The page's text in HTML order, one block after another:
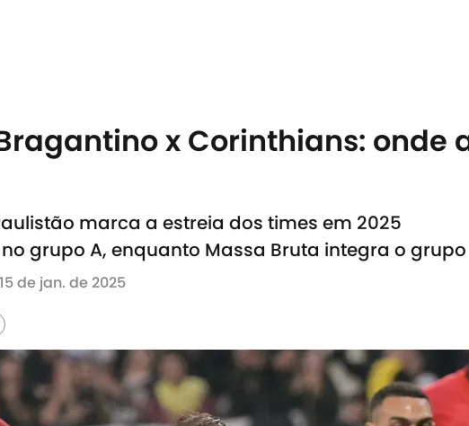
x Corinthians: onde
marca a estreia dos times em 2025
grupo A, enquanto Massa Bruta integra o grupo
15 de jan. de 2025